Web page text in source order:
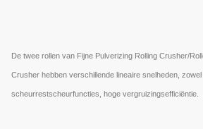
De twee rollen van Fijne Pulverizing Rolling Crusher/
Crusher hebben verschillende lineaire snelheden,
scheurrestscheurfuncties, hoge vergruizingsefficiëntie.